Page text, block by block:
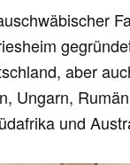
aber
Ungarn,
und